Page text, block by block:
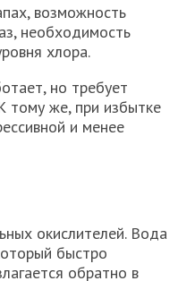
возможность
необходимость
хлора.
но требует
тому же, при избытке
и менее
окислителей. Вода
быстро
обратно в